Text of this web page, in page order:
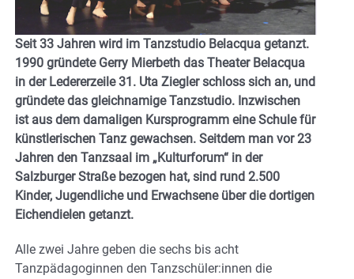
Seit 33 Jahren wird im Tanzstudio Belacqua getanzt.
1990 gründete Gerry Mierbeth das Theater Belacqua
in der Ledererzeile 31. Uta Ziegler schloss sich an, und
gründete das gleichnamige Tanzstudio. Inzwischen
ist aus dem damaligen Kursprogramm eine Schule für
künstlerischen Tanz gewachsen. Seitdem man vor 23
Jahren den Tanzsaal im „Kulturforum“ in der
Salzburger Straße bezogen hat, sind rund 2.500
Kinder, Jugendliche und Erwachsene über die dortigen
Eichendielen getanzt.
Alle zwei Jahre geben die sechs bis acht
Tanzpädagoginnen den Tanzschüler:innen die